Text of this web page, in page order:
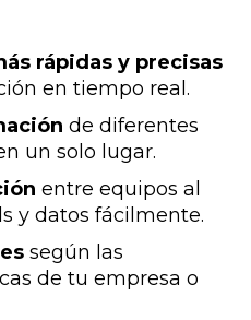
rápidas y precisas
en tiempo real.
de diferentes
un solo lugar.
entre equipos al
y datos fácilmente.
según las
de tu empresa o